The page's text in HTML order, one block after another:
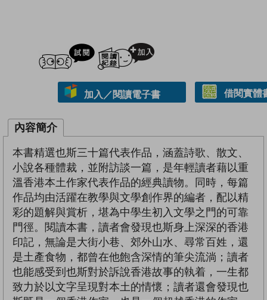
試閲
加入／閱讀電子書 借閱實體
內容簡介
本書精選也斯三十篇代表作品，涵蓋詩歌、散文、
小說各種體裁，並附訪談一篇，是年輕讀者藉以重
溫香港本土作家代表作品的經典讀物。同時，每篇
作品均由活躍在教學與文學創作界的編者，配以精
彩的題解與賞析，堪為中學生初入文學之門的可靠
門徑。閱讀本書，讀者會發現也斯身上深深的香港
印記，無論是大街小巷、郊外山水、尋常百姓，還
是土產食物，都曾在他飽含深情的筆尖流淌；讀者
也能感受到也斯對於訴說香港故事的執着，一生都
致力於以文字呈現對本土的情懷；讀者還會發現也